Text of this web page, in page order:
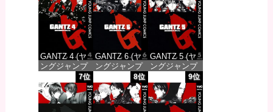
価格：¥100 価格：¥100 価格：¥100
GANTZ 4 (ヤ
ングジャンプ
コミックス
DIGITAL)
価格：¥100
GANTZ 6 (ヤ
ングジャンプ
コミックス
DIGITAL)
価格：¥100
GANTZ 5 (ヤ
ングジャンプ
コミックス
DIGITAL)
価格：¥100
7位 8位 9位